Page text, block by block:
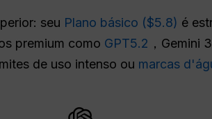
seu Plano básico ($5.8) é
premium como GPT5.2 ，Gemini
de uso intenso ou marcas